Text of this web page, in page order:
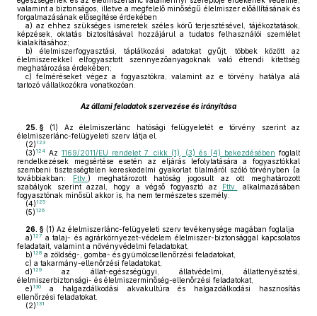
valamint a biztonságos, illetve a megfelelő minőségű élelmiszer előállításának és
forgalmazásának elősegítése érdekében
a) az ehhez szükséges ismeretek széles körű terjesztésével, tájékoztatások,
képzések, oktatás biztosításával hozzájárul a tudatos felhasználói szemlélet
kialakításához;
b) élelmiszerfogyasztási, táplálkozási adatokat gyűjt, többek között az
élelmiszerekkel elfogyasztott szennyezőanyagoknak való étrendi kitettség
meghatározása érdekében;
c) felméréseket végez a fogyasztókra, valamint az e törvény hatálya alá
tartozó vállalkozókra vonatkozóan.
Az állami feladatok szervezése és irányítása
25. § (1)
Az élelmiszerlánc hatósági felügyeletét e törvény szerint az
élelmiszerlánc-felügyeleti szerv látja el.
(2) 123
(3) 124 Az 1169/2011/EU rendelet 7. cikk (1), (3) és (4) bekezdésében foglalt
rendelkezések megsértése esetén az eljárás lefolytatására a fogyasztókkal
szembeni tisztességtelen kereskedelmi gyakorlat tilalmáról szóló törvényben (a
továbbiakban: Fttv. ) meghatározott hatóság jogosult az ott meghatározott
szabályok szerint azzal, hogy a végső fogyasztó az Fttv.
alkalmazásában
fogyasztónak minősül akkor is, ha nem természetes személy.
(4) 125
(5) 126
26. § (1) Az élelmiszerlánc-felügyeleti szerv tevékenysége magában foglalja
a) 127 a talaj- és agrárkörnyezet-védelem élelmiszer-biztonsággal kapcsolatos
feladatait, valamint a növényvédelmi feladatokat,
b) 128 a zöldség-, gomba- és gyümölcsellenőrzési feladatokat,
c) a takarmány-ellenőrzési feladatokat,
d) 129
az állat-egészségügyi, állatvédelmi, állattenyésztési,
élelmiszerbiztonsági- és élelmiszerminőség-ellenőrzési feladatokat,
e) 130
a halgazdálkodási akvakultúra és halgazdálkodási hasznosítás
ellenőrzési feladatokat.
(2) 131